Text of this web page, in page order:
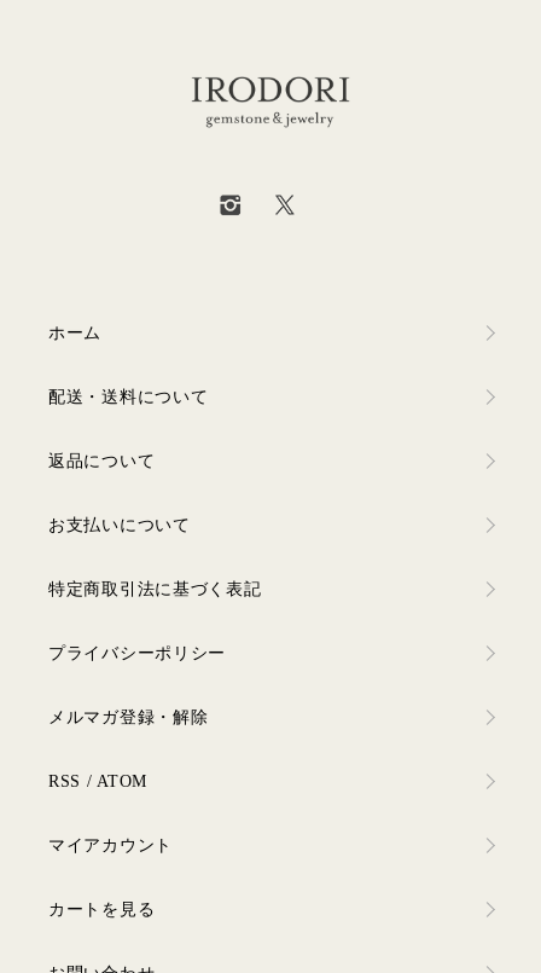
ホーム
配送・送料について
返品について
お支払いについて
特定商取引法に基づく表記
プライバシーポリシー
メルマガ登録・解除
RSS / ATOM
マイアカウント
カートを見る